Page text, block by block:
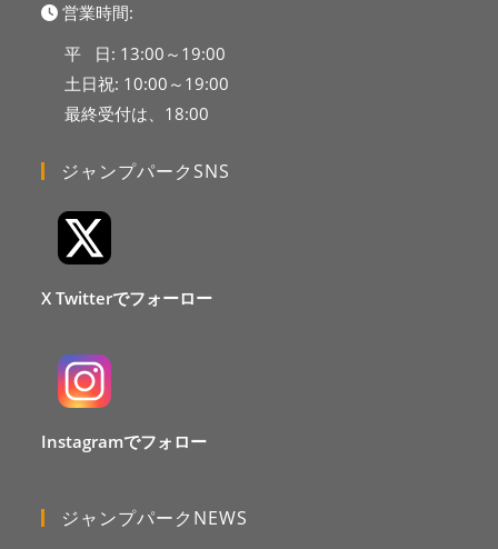
営業時間:
平 日: 13:00～19:00
土日祝: 10:00～19:00
最終受付は、18:00
ジャンプパークSNS
X Twitterでフォーロー
Instagramでフォロー
ジャンプパークNEWS